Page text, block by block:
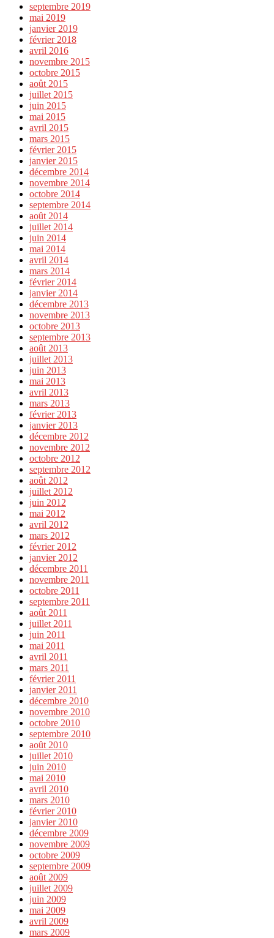
septembre 2019
mai 2019
janvier 2019
février 2018
avril 2016
novembre 2015
octobre 2015
août 2015
juillet 2015
juin 2015
mai 2015
avril 2015
mars 2015
février 2015
janvier 2015
décembre 2014
novembre 2014
octobre 2014
septembre 2014
août 2014
juillet 2014
juin 2014
mai 2014
avril 2014
mars 2014
février 2014
janvier 2014
décembre 2013
novembre 2013
octobre 2013
septembre 2013
août 2013
juillet 2013
juin 2013
mai 2013
avril 2013
mars 2013
février 2013
janvier 2013
décembre 2012
novembre 2012
octobre 2012
septembre 2012
août 2012
juillet 2012
juin 2012
mai 2012
avril 2012
mars 2012
février 2012
janvier 2012
décembre 2011
novembre 2011
octobre 2011
septembre 2011
août 2011
juillet 2011
juin 2011
mai 2011
avril 2011
mars 2011
février 2011
janvier 2011
décembre 2010
novembre 2010
octobre 2010
septembre 2010
août 2010
juillet 2010
juin 2010
mai 2010
avril 2010
mars 2010
février 2010
janvier 2010
décembre 2009
novembre 2009
octobre 2009
septembre 2009
août 2009
juillet 2009
juin 2009
mai 2009
avril 2009
mars 2009